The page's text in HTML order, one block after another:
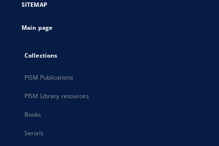
new
SITEMAP
Main page
Collections
PISM Publications
PISM Library resources
Books
Serials